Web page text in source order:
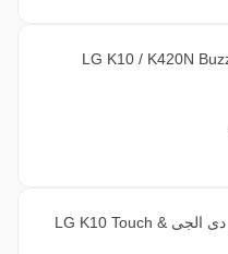
تاچ و ال سی دی الجی LG K10 Touch &